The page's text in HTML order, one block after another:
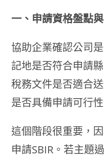
一、申請資格盤點
協助企業確認公司
記地是否符合申請
稅務文件是否適合
是否具備申請可行性
這個階段很重要，
申請SBIR。若主題